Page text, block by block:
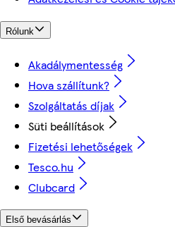
Rólunk
Akadálymentesség
Hova szállítunk?
Szolgáltatás díjak
Süti beállítások
Fizetési lehetőségek
Tesco.hu
Clubcard
Első bevásárlás